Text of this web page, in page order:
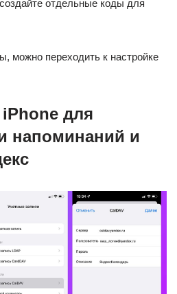
отдельные коды для
можно переходить к настройке
iPhone для
напоминаний и